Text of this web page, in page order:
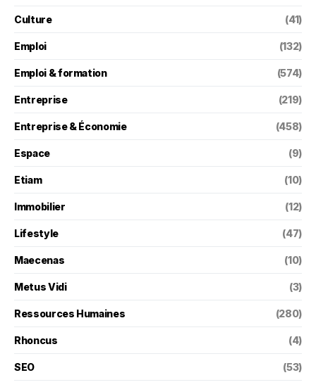
Culture (41)
Emploi (132)
Emploi & formation (574)
Entreprise (219)
Entreprise & Économie (458)
Espace (9)
Etiam (10)
Immobilier (12)
Lifestyle (47)
Maecenas (10)
Metus Vidi (3)
Ressources Humaines (280)
Rhoncus (4)
SEO (53)